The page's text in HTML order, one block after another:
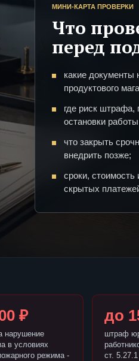
МИНИ-КАРТА ПРОВЕРКИ
Что
перед
какие
продуктового
где риск штрафа,
остановки
что закрыть
внедрить позже;
сроки, стоимость
скрытых
₽
нарушение
в условиях
режима -
до
штраф
ст.